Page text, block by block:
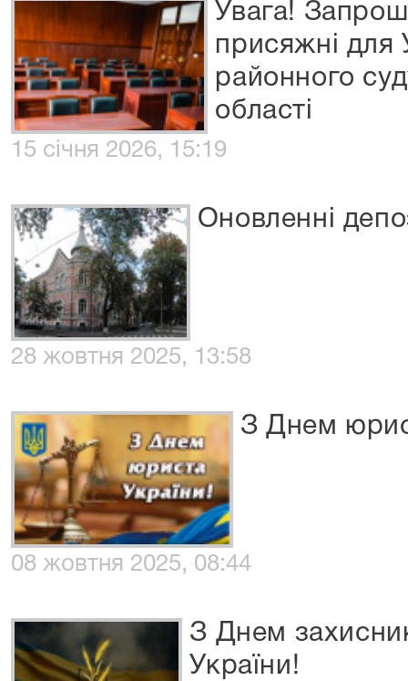
Увага!
присяжні для
районного
області
15 січня 2026, 15:19
Оновленні
28 жовтня 2025, 13:58
З Днем
08 жовтня 2025, 08:44
З Днем
України!